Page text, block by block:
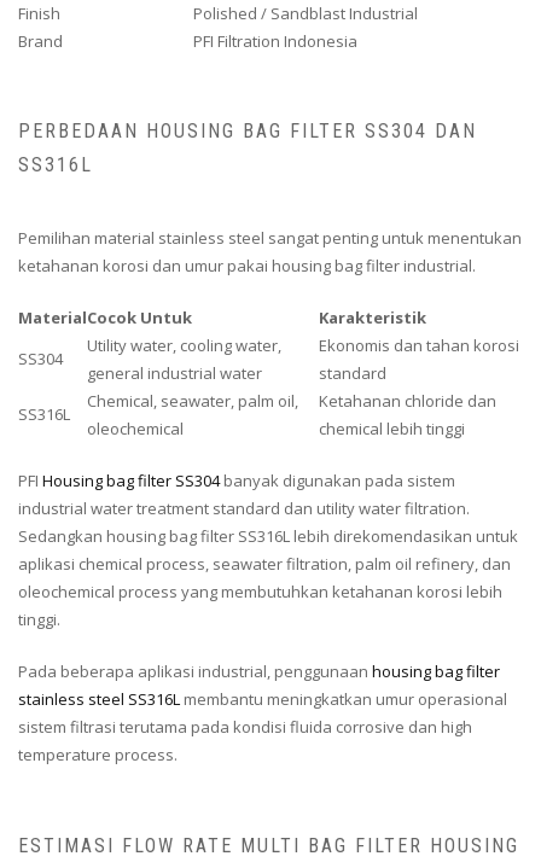
Finish
Polished / Sandblast Industrial
Brand
PFI Filtration Indonesia
PERBEDAAN HOUSING BAG FILTER SS304 DAN
SS316L
Pemilihan material stainless steel sangat penting untuk menentukan
ketahanan korosi dan umur pakai housing bag filter industrial.
MaterialCocok Untuk
Karakteristik
SS304
Utility water, cooling water,
general industrial water
Ekonomis dan tahan korosi
standard
SS316L
Chemical, seawater, palm oil,
oleochemical
Ketahanan chloride dan
chemical lebih tinggi
PFI Housing bag filter SS304banyak digunakan pada sistem
industrial water treatment standard dan utility water filtration.
Sedangkan housing bag filter SS316L lebih direkomendasikan untuk
aplikasi chemical process, seawater filtration, palm oil refinery, dan
oleochemical process yang membutuhkan ketahanan korosi lebih
tinggi.
Pada beberapa aplikasi industrial, penggunaan housing bag filter
stainless steel SS316L membantu meningkatkan umur operasional
sistem filtrasi terutama pada kondisi fluida corrosive dan high
temperature process.
ESTIMASI FLOW RATE MULTI BAG FILTER HOUSING